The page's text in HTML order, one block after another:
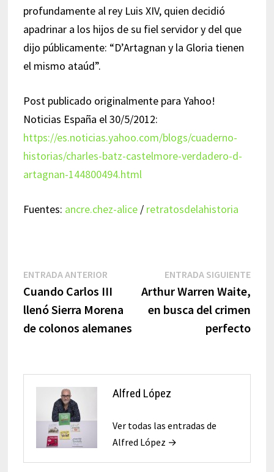
profundamente al rey Luis XIV, quien decidió
apadrinar a los hijos de su fiel servidor y del que
dijo públicamente: “D’Artagnan y la Gloria tienen
el mismo ataúd”.
Post publicado originalmente para Yahoo!
Noticias España el 30/5/2012:
https://es.noticias.yahoo.com/blogs/cuaderno-
historias/charles-batz-castelmore-verdadero-d-
artagnan-144800494.html
Fuentes: ancre.chez-alice/ retratosdelahistoria
Navegación
de
entradas
ENTRADA ANTERIOREntrada
anterior:
Cuando Carlos III
llenó Sierra Morena
de colonos alemanes
ENTRADA SIGUIENTE
Arthur Warren Waite,
en busca del crimen
perfecto
Alfred López
Ver todas las entradas de
Alfred López →